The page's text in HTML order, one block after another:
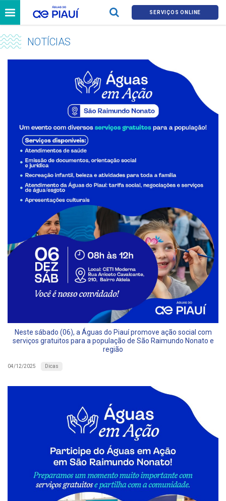
SERVIÇOS ONLINE
NOTÍCIAS
Neste sábado (06), a Águas do Piauí promove ação social com
serviços gratuitos para a população de São Raimundo Nonato e
região
04/12/2025 Dicas